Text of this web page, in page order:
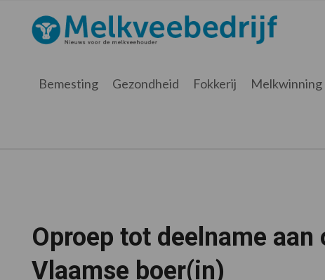
hoofdnavigatie
hoofd
eerste
voettekst
Melkveebedrijf.be
Nieuws
voor
melkveehouder
Bemesting Gezondheid Fokkerij Melkwinning
Oproep tot deelname
Vlaamse boer(in)